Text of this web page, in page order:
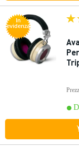
In
evidenza